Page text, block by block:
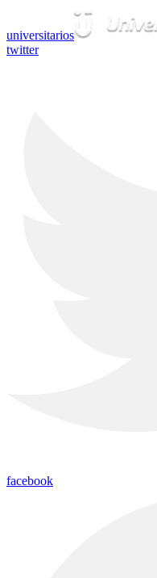
universitarios
twitter
facebook